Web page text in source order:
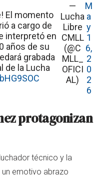
El momento
a cargo de
interpretó en
años de su
grabada
de la Lucha
—
Lucha
Libre
CMLL
(@C
MLL_
OFICI
AL)
M
a
y
1
6,
2
0
2
6
protagonizan
técnico y la
emotivo abrazo